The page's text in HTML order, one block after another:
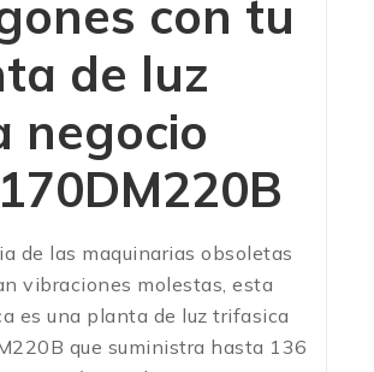
con tu
de luz
negocio
de las maquinarias obsoletas
vibraciones molestas, esta
es una planta de luz trifasica
que suministra hasta 136